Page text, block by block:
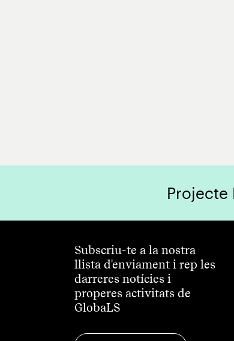
Projecte
Subscriu-te a la nostra
llista d'enviament i rep les
darreres notícies i
properes activitats de
GlobaLS